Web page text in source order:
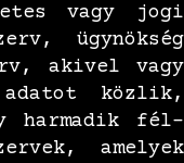
vagy jogi
ügynökség
akivel vagy
adatot közlik,
harmadik fél-
amelyek